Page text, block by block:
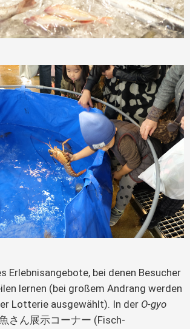
Erlebnisangebote, bei denen Besucher
lernen (bei großem Andrang werden
Lotterie ausgewählt). In der O-gyo
さん展示コーナー (Fisch-